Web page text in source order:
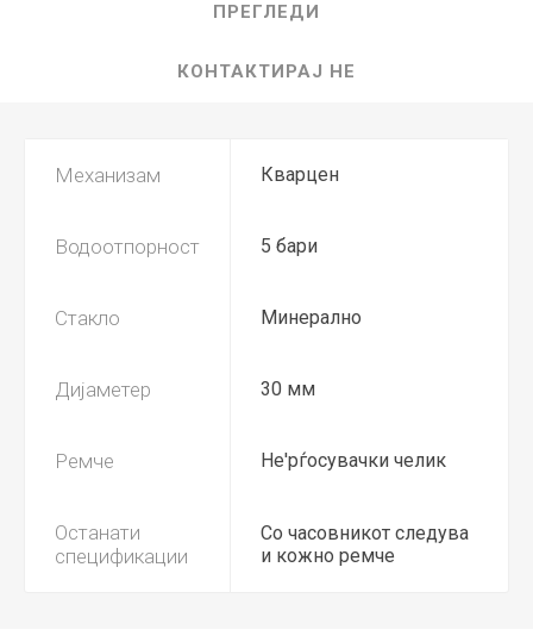
ПРЕГЛЕДИ
КОНТАКТИРАЈ НЕ
Механизам Кварцен
Водоотпорност 5 бари
Стакло Минерално
Дијаметер 30 мм
Ремче Не'рѓосувачки челик
Останати
спецификации
Со часовникот следува
и кожно ремче